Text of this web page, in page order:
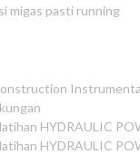
migas pasti running
HYDRAULIC
HYDRAULIC